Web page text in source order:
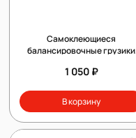
Самоклеющиеся
балансировочные грузики
1 050 ₽
В корзину